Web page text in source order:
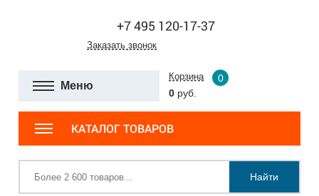
+7 495 120-17-37
Заказать звонок
Меню
Корзина
0
0 руб.
КАТАЛОГ ТОВАРОВ
Найти